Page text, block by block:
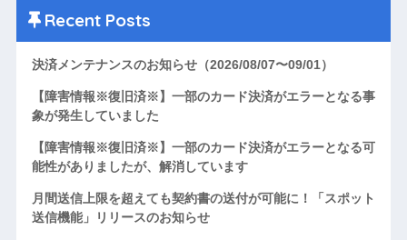
Recent Posts
決済メンテナンスのお知らせ（2026/08/07〜09/01）
【障害情報※復旧済※】一部のカード決済がエラーとなる事
象が発生していました
【障害情報※復旧済※】一部のカード決済がエラーとなる可
能性がありましたが、解消しています
月間送信上限を超えても契約書の送付が可能に！「スポット
送信機能」リリースのお知らせ